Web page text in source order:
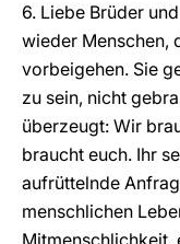
6. Liebe Brüder
wieder Menschen,
vorbeigehen. Sie
zu sein, nicht
überzeugt: Wir
braucht euch. Ihr
aufrüttelnde
menschlichen
Mitmenschlichkeit,